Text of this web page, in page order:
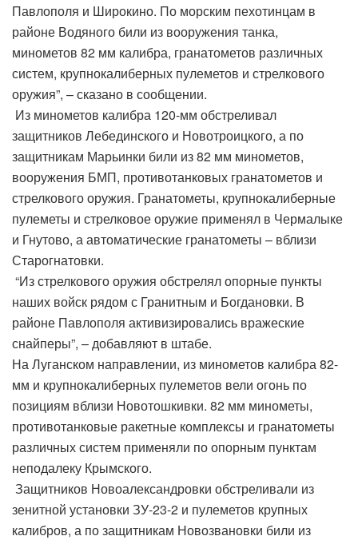
Павлополя и Широкино. По морским пехотинцам в
районе Водяного били из вооружения танка,
минометов 82 мм калибра, гранатометов различных
систем, крупнокалиберных пулеметов и стрелкового
оружия”, – сказано в сообщении.
Из минометов калибра 120-мм обстреливал
защитников Лебединского и Новотроицкого, а по
защитникам Марьинки били из 82 мм минометов,
вооружения БМП, противотанковых гранатометов и
стрелкового оружия. Гранатометы, крупнокалиберные
пулеметы и стрелковое оружие применял в Чермалыке
и Гнутово, а автоматические гранатометы – вблизи
Старогнатовки.
“Из стрелкового оружия обстрелял опорные пункты
наших войск рядом с Гранитным и Богдановки. В
районе Павлополя активизировались вражеские
снайперы”, – добавляют в штабе.
На Луганском направлении, из минометов калибра 82-
мм и крупнокалиберных пулеметов вели огонь по
позициям вблизи Новотошкивки. 82 мм минометы,
противотанковые ракетные комплексы и гранатометы
различных систем применяли по опорным пунктам
неподалеку Крымского.
Защитников Новоалександровки обстреливали из
зенитной установки ЗУ-23-2 и пулеметов крупных
калибров, а по защитникам Новозвановки били из